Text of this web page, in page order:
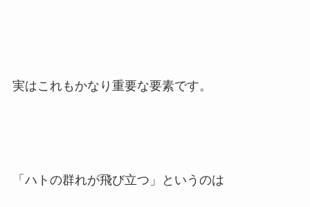
実はこれもかなり重要な要素です。
「ハトの群れが飛び立つ」というのは